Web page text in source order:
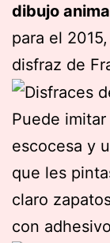
dibujo
para el
disfraz de
Puede
escocesa y
que les
claro
con